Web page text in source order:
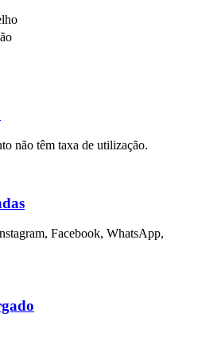
não têm taxa de utilização.
Facebook, WhatsApp,